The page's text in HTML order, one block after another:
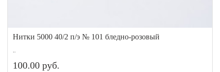
Нитки 5000 40/2 п/э № 101 бледно-розовый
..
100.00 руб.